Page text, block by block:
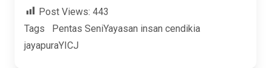
Post Views: 443
Tags
Pentas SeniYayasan insan cendikia
jayapuraYICJ